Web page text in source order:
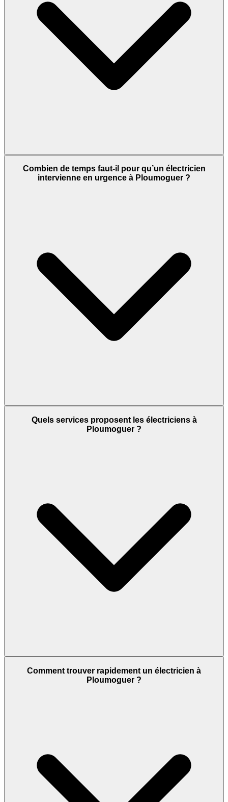
Combien de temps faut-il pour qu’un électricien
intervienne en urgence à Ploumoguer ?
Quels services proposent les électriciens à
Ploumoguer ?
Comment trouver rapidement un électricien à
Ploumoguer ?